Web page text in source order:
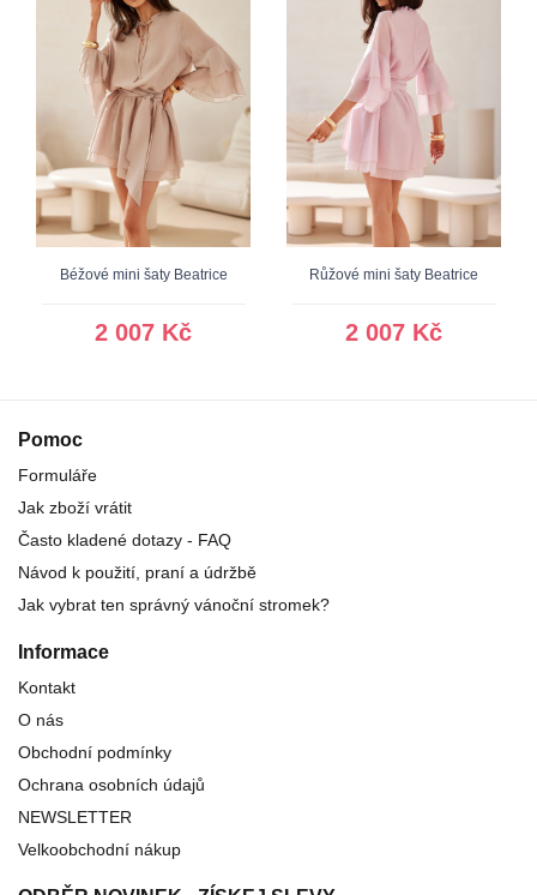
Béžové mini šaty Beatrice
2 007 Kč
Růžové mini šaty Beatrice
2 007 Kč
Pomoc
Formuláře
Jak zboží vrátit
Často kladené dotazy - FAQ
Návod k použití, praní a údržbě
Jak vybrat ten správný vánoční stromek?
Informace
Kontakt
O nás
Obchodní podmínky
Ochrana osobních údajů
NEWSLETTER
Velkoobchodní nákup